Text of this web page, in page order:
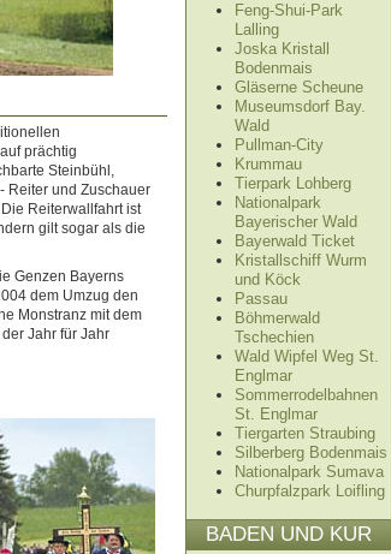
prächtig
Steinbühl,
Reiter und Zuschauer
Reiterwallfahrt ist
gilt sogar als die
Genzen Bayerns
dem Umzug den
Monstranz mit dem
Jahr für Jahr
Feng-Shui-Park
Lalling
Joska Kristall
Bodenmais
Gläserne Scheune
Museumsdorf Bay.
Wald
Pullman-City
Krummau
Tierpark Lohberg
Nationalpark
Bayerischer Wald
Bayerwald Ticket
Kristallschiff Wurm
und Köck
Passau
Böhmerwald
Tschechien
Wald Wipfel Weg St.
Englmar
Sommerrodelbahnen
St. Englmar
Tiergarten Straubing
Silberberg Bodenmais
Nationalpark Sumava
Churpfalzpark Loifling
BADEN UND KUR